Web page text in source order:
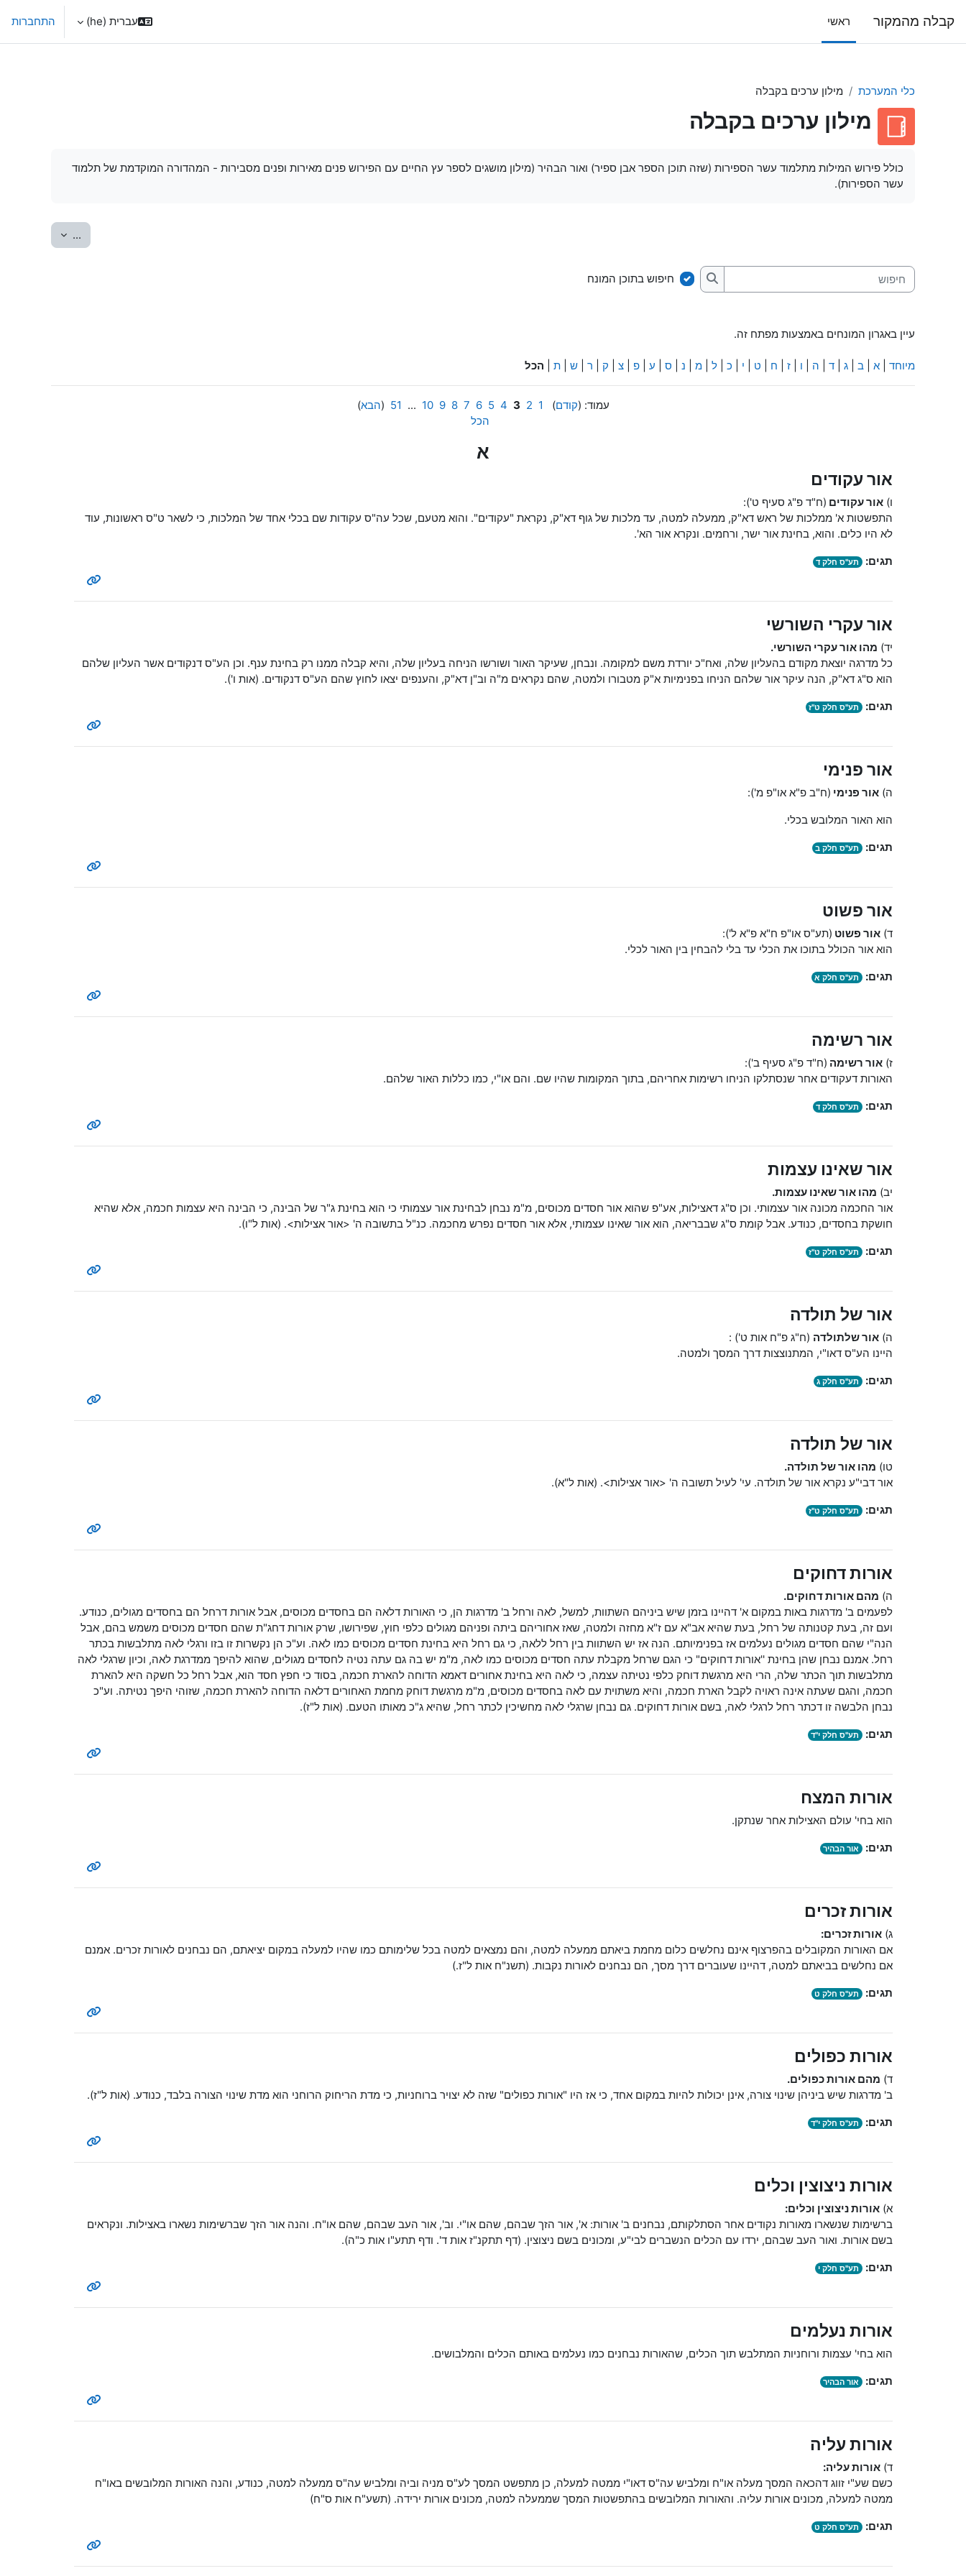
קבלה מהמקור ראשי עברית ‎(he)‎ התחברות
כלי המערכת מילון ערכים בקבלה
מילון ערכים בקבלה
כולל פירוש המילות מתלמוד עשר הספירות (שזה תוכן הספר אבן ספיר) ואור הבהיר (מילון מושגים לספר עץ החיים עם הפירוש פנים מאירות ופנים מסבירות - המהדורה המוקדמת של תלמוד
עשר הספירות).
... יצוא מונחים
חיפוש
חיפוש
חיפוש בתוכן המונח
עיין באגרון המונחים באמצעות מפתח זה.
מיוחד א ב ג ד ה ו ז ח ט י כ ל מ נ ס ע פ צ ק ר ש ת הכל
עמוד: (קודם)
1
2
3
4
5
6
7
8
9
10
...
51
(הבא)
הכל
א
אור עקודים
ו)אור עקודים (ח"ד פ"ג סעיף ט'):
התפשטות א' ממלכות של ראש דא"ק, ממעלה למטה, עד מלכות של גוף דא"ק, נקראת "עקודים". והוא מטעם, שכל עה"ס עקודות שם בכלי אחד של המלכות, כי לשאר ט"ס ראשונות, עוד
לא היו כלים. והוא, בחינת אור ישר, ורחמים. ונקרא אור הא'.
תגים:
תע"ס חלק ד
אור עקרי השורשי
יד) מהו אור עקרי השורשי.
כל מדרגה יוצאת מקודם בהעליון שלה, ואח"כ יורדת משם למקומה. ונבחן, שעיקר האור ושורשו הניחה בעליון שלה, והיא קבלה ממנו רק בחינת ענף. וכן הע"ס דנקודים אשר העליון שלהם
הוא ס"ג דא"ק, הנה עיקר אור שלהם הניחו בפנימיות א"ק מטבורו ולמטה, שהם נקראים מ"ה וב"ן דא"ק, והענפים יצאו לחוץ שהם הע"ס דנקודים. (אות ו').
תגים:
תע"ס חלק ט"ז
אור פנימי
ה)אור פנימי (ח"ב פ"א או"פ מ'):
הוא האור המלובש בכלי.
תגים:
תע"ס חלק ב
אור פשוט
ד)אור פשוט (תע"ס או"פ ח"א פ"א ל'):
הוא אור הכולל בתוכו את הכלי עד בלי להבחין בין האור לכלי.
תגים:
תע"ס חלק א
אור רשימה
ז)אור רשימה (ח"ד פ"ג סעיף ב'):
האורות דעקודים אחר שנסתלקו הניחו רשימות אחריהם, בתוך המקומות שהיו שם. והם או"י, כמו כללות האור שלהם.
תגים:
תע"ס חלק ד
אור שאינו עצמות
יב) מהו אור שאינו עצמות.
אור החכמה מכונה אור עצמותי. וכן ס"ג דאצילות, אע"פ שהוא אור חסדים מכוסים, מ"מ נבחן לבחינת אור עצמותי כי הוא בחינת ג"ר של הבינה, כי הבינה היא עצמות חכמה, אלא שהיא
חושקת בחסדים, כנודע. אבל קומת ס"ג שבבריאה, הוא אור שאינו עצמותי, אלא אור חסדים נפרש מחכמה. כנ"ל בתשובה ה' <אור אצילות>. (אות ל"ו).
תגים:
תע"ס חלק ט"ז
אור של תולדה
ה)אורשלתולדה (ח"ג פ"ח אות ט') :
היינו הע"ס דאו"י, המתנוצצות דרך המסך ולמטה.
תגים:
תע"ס חלק ג
אור של תולדה
טו) מהו אור של תולדה.
אור דבי"ע נקרא אור של תולדה. עי' לעיל תשובה ה' <אור אצילות>. (אות ל"א).
תגים:
תע"ס חלק ט"ז
אורות דחוקים
ה) מהם אורות דחוקים.
לפעמים ב' מדרגות באות במקום א' דהיינו בזמן שיש ביניהם השתוות, למשל, לאה ורחל ב' מדרגות הן, כי האורות דלאה הם בחסדים מכוסים, אבל אורות דרחל הם בחסדים מגולים, כנודע.
ועם זה, בעת קטנותה של רחל, בעת שהיא אב"א עם ז"א מחזה ולמטה, שאז אחוריהם ביתה ופניהם מגולים כלפי חוץ, שפירושו, שרק אורות דחג"ת שהם חסדים מכוסים משמש בהם, אבל
הנה"י שהם חסדים מגולים נעלמים אז בפנימיותם. הנה אז יש השתוות בין רחל ללאה, כי גם רחל היא בחינת חסדים מכוסים כמו לאה. וע"כ הן נקשרות זו בזו ורגלי לאה מתלבשות בכתר
רחל. אמנם נבחן שהן בחינת ''אורות דחוקים" כי הגם שרחל מקבלת עתה חסדים מכוסים כמו לאה, מ"מ יש בה גם עתה נטיה לחסדים מגולים, שהוא להיפך ממדרגת לאה, וכיון שרגלי לאה
מתלבשות תוך הכתר שלה, הרי היא מרגשת דוחק כלפי נטיתה עצמה, כי לאה היא בחינת אחורים דאמא הדוחה להארת חכמה, בסוד כי חפץ חסד הוא, אבל רחל כל חשקה היא להארת
חכמה, והגם שעתה אינה ראויה לקבל הארת חכמה, והיא משתוית עם לאה בחסדים מכוסים, מ"מ מרגשת דוחק מחמת האחורים דלאה הדוחה להארת חכמה, שזוהי היפך נטיתה. וע"כ
נבחן הלבשה זו דכתר רחל לרגלי לאה, בשם אורות דחוקים. גם נבחן שרגלי לאה מחשיכין לכתר רחל, שהיא ג"כ מאותו הטעם. (אות ל"ז).
תגים:
תע"ס חלק י"ד
אורות המצח
הוא בחי' עולם האצילות אחר שנתקן.
תגים:
אור הבהיר
אורות זכרים
ג)אורות זכרים:
אם האורות המקובלים בהפרצוף אינם נחלשים כלום מחמת ביאתם ממעלה למטה, והם נמצאים למטה בכל שלימותם כמו שהיו למעלה במקום יציאתם, הם נבחנים לאורות זכרים. אמנם
אם נחלשים בביאתם למטה, דהיינו שעוברים דרך מסך, הם נבחנים לאורות נקבות. (תשנ"ח אות ל"ז.)
תגים:
תע"ס חלק ט
אורות כפולים
ד) מהם אורות כפולים.
ב' מדרגות שיש ביניהן שינוי צורה, אינן יכולות להיות במקום אחד, כי אז היו "אורות כפולים" שזה לא יצויר ברוחניות, כי מדת הריחוק הרוחני הוא מדת שינוי הצורה בלבד, כנודע. (אות ל"ז).
תגים:
תע"ס חלק י"ד
אורות ניצוצין וכלים
א)אורות ניצוצין וכלים:
ברשימות שנשארו מאורות נקודים אחר הסתלקותם, נבחנים ב' אורות: א', אור הזך שבהם, שהם או"י. וב', אור העב שבהם, שהם או"ח. והנה אור הזך שברשימות נשארו באצילות. ונקראים
בשם אורות. ואור העב שבהם, ירדו עם הכלים הנשברים לבי"ע, ומכונים בשם ניצוצין. (דף תתקנ"ז אות ד'. ודף תתע"ו אות כ"ה).
תגים:
תע"ס חלק י
אורות נעלמים
הוא בחי' עצמות ורוחניות המתלבש תוך הכלים, שהאורות נבחנים כמו נעלמים באותם הכלים והמלבושים.
תגים:
אור הבהיר
אורות עליה
ד)אורות עליה:
כשם שע"י זווג דהכאה המסך מעלה או"ח ומלביש עה"ס דאו"י ממטה למעלה, כן מתפשט המסך לע"ס מניה וביה ומלביש עה"ס ממעלה למטה, כנודע, והנה האורות המלובשים באו"ח
ממטה למעלה, מכונים אורות עליה. והאורות המלובשים בהתפשטות המסך שממעלה למטה, מכונים אורות ירידה. (תשע"ח אות ס"ח)
תגים:
תע"ס חלק ט